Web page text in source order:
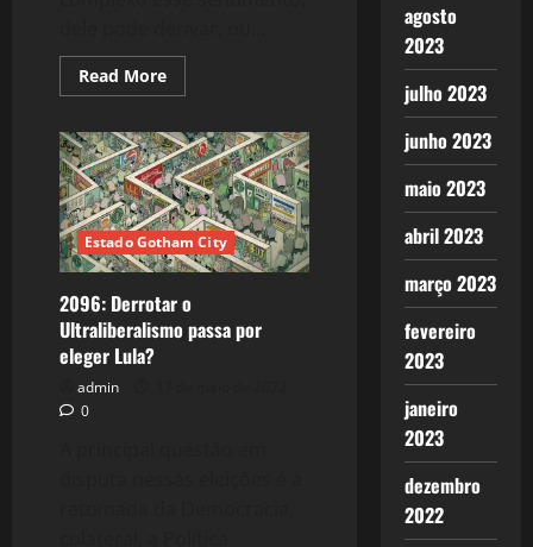
Read MoreRead
more
A
Vaidade,
as
Pequenas
Vaidades
e
camaradagens.
Estado Gotham City
2096: Derrotar o
Ultraliberalismo passa por
eleger Lula?
admin
0
agosto
2023
julho 2023
junho 2023
maio 2023
abril 2023
março 2023
fevereiro
2023
janeiro
2023
dezembro
2022